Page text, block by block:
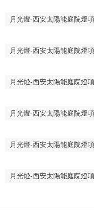
月光燈-西安太陽能庭院燈
月光燈-西安太陽能庭院燈
月光燈-西安太陽能庭院燈
月光燈-西安太陽能庭院燈
月光燈-西安太陽能庭院燈
月光燈-西安太陽能庭院燈